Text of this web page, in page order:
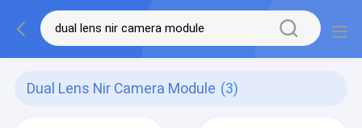
Dual Lens Nir Camera Module (3)